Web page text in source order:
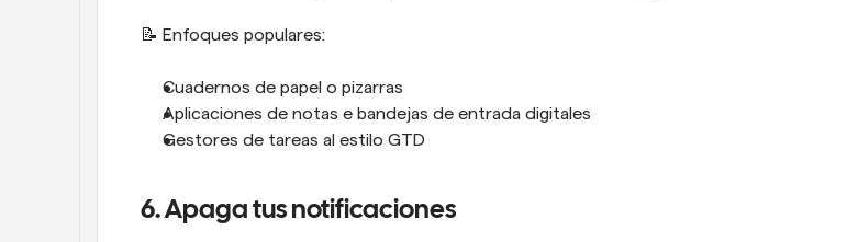
📝 Enfoques populares:
Cuadernos de papel o pizarras
Aplicaciones de notas e bandejas de entrada digitales
Gestores de tareas al estilo GTD
6. Apaga tus notificaciones